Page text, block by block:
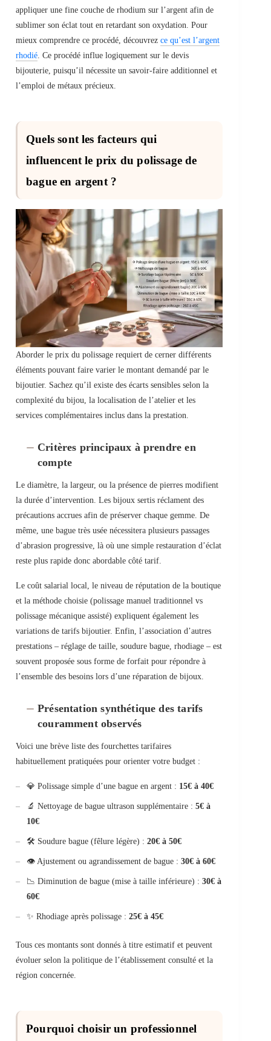
appliquer une fine couche de rhodium sur l’argent afin de
sublimer son éclat tout en retardant son oxydation. Pour
mieux comprendre ce procédé, découvrez ce qu’est l’argent
rhodié . Ce procédé influe logiquement sur le devis
bijouterie, puisqu’il nécessite un savoir-faire additionnel et
l’emploi de métaux précieux.
Quels sont les facteurs qui
influencent le prix du polissage de
bague en argent ?
Aborder le prix du polissage requiert de cerner différents
éléments pouvant faire varier le montant demandé par le
bijoutier. Sachez qu’il existe des écarts sensibles selon la
complexité du bijou, la localisation de l’atelier et les
services complémentaires inclus dans la prestation.
Critères principaux à prendre en
compte
Le diamètre, la largeur, ou la présence de pierres modifient
la durée d’intervention. Les bijoux sertis réclament des
précautions accrues afin de préserver chaque gemme. De
même, une bague très usée nécessitera plusieurs passages
d’abrasion progressive, là où une simple restauration d’éclat
reste plus rapide donc abordable côté tarif.
Le coût salarial local, le niveau de réputation de la boutique
et la méthode choisie (polissage manuel traditionnel vs
polissage mécanique assisté) expliquent également les
variations de tarifs bijoutier. Enfin, l’association d’autres
prestations – réglage de taille, soudure bague, rhodiage – est
souvent proposée sous forme de forfait pour répondre à
l’ensemble des besoins lors d’une réparation de bijoux.
Présentation synthétique des tarifs
couramment observés
Voici une brève liste des fourchettes tarifaires
habituellement pratiquées pour orienter votre budget :
💎 Polissage simple d’une bague en argent : 15€ à 40€
🔬 Nettoyage de bague ultrason supplémentaire : 5€ à
10€
🛠️ Soudure bague (fêlure légère) : 20€ à 50€
👁 Ajustement ou agrandissement de bague : 30€ à 60€
📉 Diminution de bague (mise à taille inférieure) : 30€ à
60€
✨ Rhodiage après polissage : 25€ à 45€
Tous ces montants sont donnés à titre estimatif et peuvent
évoluer selon la politique de l’établissement consulté et la
région concernée.
Pourquoi choisir un professionnel